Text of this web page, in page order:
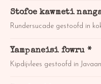
Stofoe kawmeti
Rundersucade gestoofd in
Yampaneisi fowru *
Kipdijvlees gestoofd in